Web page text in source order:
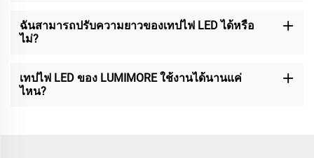
ฉันสามารถปรับความยาวของเทปไฟ LED ได้หรือ
ไม่?
เทปไฟ LED ของ LUMIMORE ใช้งานได้นานแค่
ไหน?